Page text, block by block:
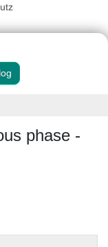
phase -